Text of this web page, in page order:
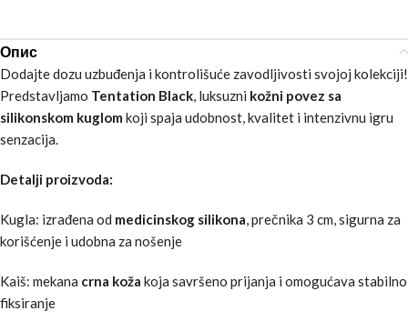
Опис
Dodajte dozu uzbuđenja i kontrolišuće zavodljivosti svojoj kolekciji!
Predstavljamo Tentation Black, luksuzni kožni povez sa
silikonskom kuglom koji spaja udobnost, kvalitet i intenzivnu igru
senzacija.
Detalji proizvoda:
Kugla: izrađena od medicinskog silikona, prečnika 3 cm, sigurna za
korišćenje i udobna za nošenje
Kaiš: mekana crna koža koja savršeno prijanja i omogućava stabilno
fiksiranje